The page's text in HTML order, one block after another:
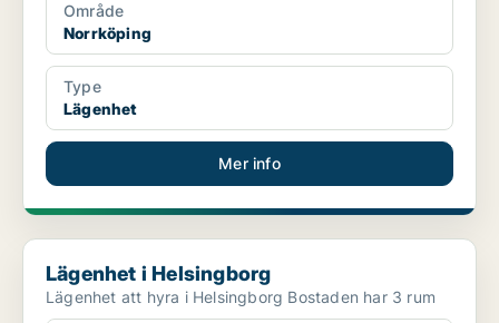
Område
Norrköping
Type
Lägenhet
Mer info
Lägenhet i Helsingborg
Lägenhet i Helsingborg
Lägenhet att hyra i Helsingborg Bostaden har 3 rum